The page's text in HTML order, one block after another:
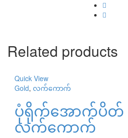
Related products
Quick View
Gold, လက်ကောက်
ပုံရိုက်အောက်ပိတ်
လက်ကောက်